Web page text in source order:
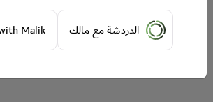
Malik
الدردشة مع مالك